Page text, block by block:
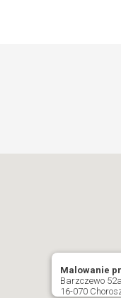
Malowanie
Barzczewo 52a
16-070